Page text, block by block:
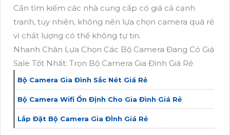
Cần tìm kiếm các nhà cung cấp có giá cả cạnh
tranh, tuy nhiên, không nên lựa chọn camera quá rẻ
vì chất lượng có thể không tự tin.
Nhanh Chân Lựa Chọn Các Bộ Camera Đang Có Giá
Sale Tốt Nhất: Trọn Bộ Camera Gia Đình Giá Rẻ
Bộ Camera Gia Đình Sắc Nét Giá Rẻ
Bộ Camera Wifi Ổn Định Cho Gia Đình Giá Rẻ
Lắp Đặt Bộ Camera Gia ĐÌnh Giá Rẻ